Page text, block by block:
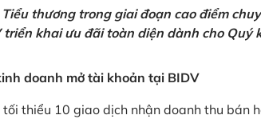
thương trong giai đoạn cao điểm
khai ưu đãi toàn diện dành cho Quý
doanh mở tài khoản tại BIDV
thiểu 10 giao dịch nhận doanh thu bán